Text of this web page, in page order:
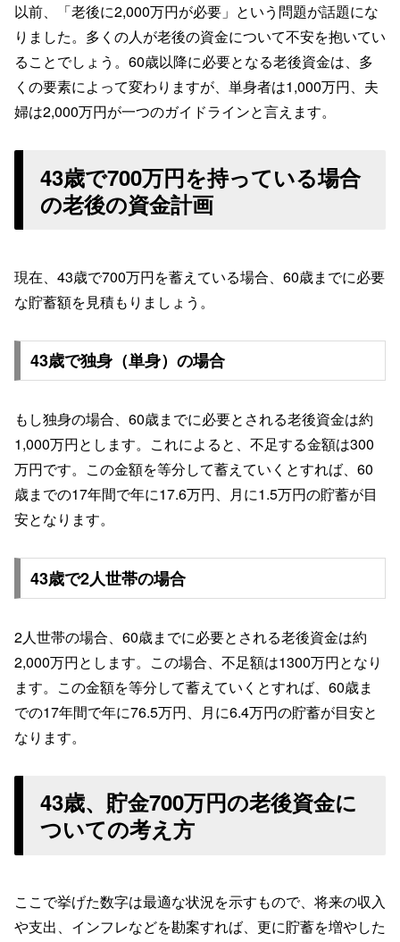
以前、「老後に2,000万円が必要」という問題が話題にな
りました。多くの人が老後の資金について不安を抱いてい
ることでしょう。60歳以降に必要となる老後資金は、多
くの要素によって変わりますが、単身者は1,000万円、夫
婦は2,000万円が一つのガイドラインと言えます。
43歳で700万円を持っている場合
の老後の資金計画
現在、43歳で700万円を蓄えている場合、60歳までに必要
な貯蓄額を見積もりましょう。
43歳で独身（単身）の場合
もし独身の場合、60歳までに必要とされる老後資金は約
1,000万円とします。これによると、不足する金額は300
万円です。この金額を等分して蓄えていくとすれば、60
歳までの17年間で年に17.6万円、月に1.5万円の貯蓄が目
安となります。
43歳で2人世帯の場合
2人世帯の場合、60歳までに必要とされる老後資金は約
2,000万円とします。この場合、不足額は1300万円となり
ます。この金額を等分して蓄えていくとすれば、60歳ま
での17年間で年に76.5万円、月に6.4万円の貯蓄が目安と
なります。
43歳、貯金700万円の老後資金に
ついての考え方
ここで挙げた数字は最適な状況を示すもので、将来の収入
や支出、インフレなどを勘案すれば、更に貯蓄を増やした